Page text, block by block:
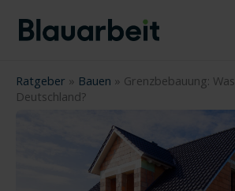
Inhalt
springen
Ratgeber » Bauen » Grenzbebauung:
Deutschland?